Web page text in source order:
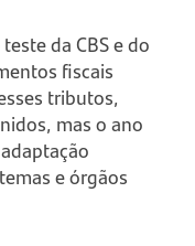
da CBS e do
fiscais
tributos,
mas o ano
e órgãos